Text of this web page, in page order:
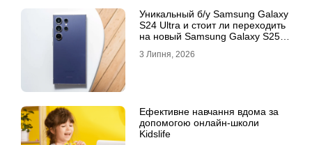
Уникальный б/у Samsung Galaxy
S24 Ultra и стоит ли переходить
на новый Samsung Galaxy S25
3 Липня, 2026
Ефективне навчання вдома за
допомогою онлайн-школи
Kidslife